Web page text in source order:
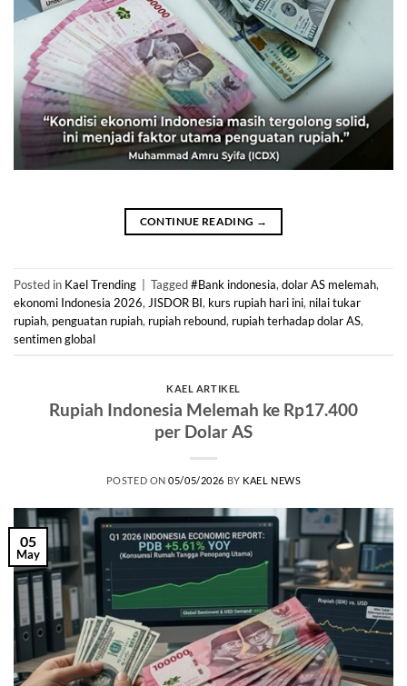
CONTINUE READING →
Posted in Kael Trending Tagged#Bank indonesia, dolar AS melemah,
ekonomi Indonesia 2026, JISDOR BI, kurs rupiah hari ini, nilai tukar
rupiah, penguatan rupiah, rupiah rebound, rupiah terhadap dolar AS,
sentimen global
KAEL ARTIKEL
Rupiah Indonesia Melemah ke Rp17.400
per Dolar AS
POSTED ON05/05/2026 BY KAEL NEWS
05
May